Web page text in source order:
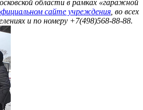
области в рамках «гаражной
сайте учреждения , во всех
и по номеру +7(498)568-88-88.